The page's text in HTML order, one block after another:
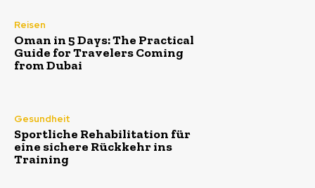
Reisen
Oman in 5 Days: The Practical
Guide for Travelers Coming
from Dubai
Gesundheit
Sportliche Rehabilitation für
eine sichere Rückkehr ins
Training